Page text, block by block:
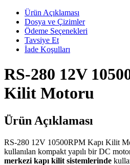
Ürün Açıklaması
Dosya ve Çizimler
Ödeme Seçenekleri
Tavsiye Et
İade Koşulları
RS-280 12V
Kilit Motoru
Ürün Açıklaması
RS-280 12V 10500RPM Kapı Kilit
kullanılan kompakt yapılı bir DC
merkezi kapı kilit sistemlerinde